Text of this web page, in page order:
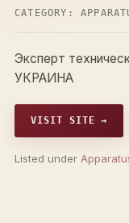
CATEGORY:
Эксперт
УКРАИНА
VISIT SITE →
Listed under